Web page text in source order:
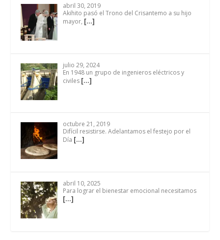
abril 30, 2019
Akihito pasó el Trono del Crisantemo a su hijo
mayor, […]
julio 29, 2024
En 1948 un grupo de ingenieros eléctricos y
civiles […]
octubre 21, 2019
Difícil resistirse. Adelantamos el festejo por el
Día […]
abril 10, 2025
Para lograr el bienestar emocional necesitamos
[…]